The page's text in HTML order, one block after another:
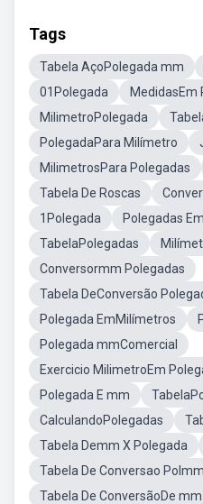
Tags
Tabela AçoPolegada mm
01Polegada
MedidasEm
MilimetroPolegada
PolegadaPara Milímetro
MilimetrosPara Polegadas
Tabela De Roscas
1Polegada
Polegadas
TabelaPolegadas
Conversormm Polegadas
Tabela DeConversão
Polegada EmMilímetros
Polegada mmComercial
Exercicio MilimetroEm
Polegada E mm
CalculandoPolegadas
Tabela Demm X Polegada
Tabela De Conversao Polmm
Tabela De ConversãoDe